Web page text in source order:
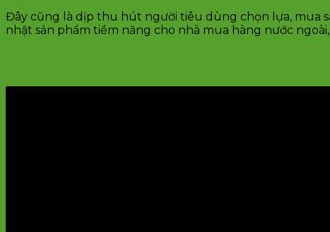
Đây cũng là dịp thu hút người tiêu dùng chọn lựa, mua
nhật sản phẩm tiềm năng cho nhà mua hàng nước